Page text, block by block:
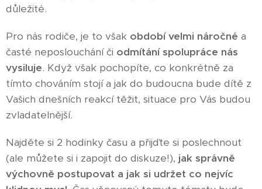
důležité.
Pro nás rodiče, je to však období velmi náročné a
časté neposlouchání či odmítání spolupráce nás
vysiluje. Když však pochopíte, co konkrétně za
tímto chováním stojí a jak do budoucna bude dítě z
Vašich dnešních reakcí těžit, situace pro Vás budou
zvladatelnější.
Najděte si 2 hodinky času a přijďte si poslechnout
(ale můžete si i zapojit do diskuze!), jak správně
výchovně postupovat a jak si udržet co nejvíc